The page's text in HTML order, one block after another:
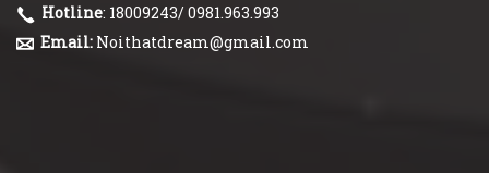
Hotline: 18009243/ 0981.963.993
Email: Noithatdream@gmail.com